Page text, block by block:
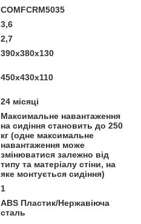
COMFCRM5035
3,6
2,7
390х380х130
450х430х110
24 місяці
Максимальне навантаження
на сидіння становить до 250
кг (одне максимальне
навантаження може
змінюватися залежно від
типу та матеріалу стіни, на
яке монтується сидіння)
1
ABS Пластик/Нержавіюча
сталь